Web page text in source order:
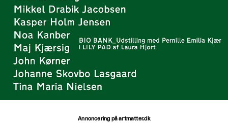
Annoncering på artmatter.dk